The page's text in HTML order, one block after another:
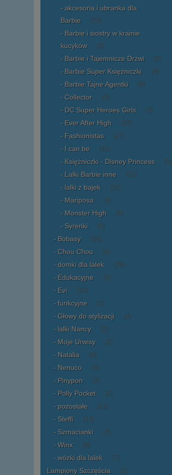
akcesoria i ubranka dla
Barbie
(72)
Barbie i siostry w krainie
kucyków
(2)
Barbie i Tajemnicze Drzwi (2)
Barbie Super Księżniczki (9)
Barbie Tajne Agentki (0)
Collector (3)
DC Super Heroes Girls (3)
Ever After High (12)
Fashionistas (27)
I can be (11)
Księżniczki - Disney Princess (5)
Lalki Barbie inne (21)
lalki z bajek (11)
Mariposa (0)
Monster High (6)
Syrenki (0)
Bobasy (16)
Chou Chou (0)
domki dla lalek (29)
Edukacyjne (0)
Evi (13)
funkcyjne (1)
Głowy do stylizacji (4)
lalki Nancy (2)
Moje Urwisy (2)
Natalia (0)
Nenuco (3)
Pinypon (2)
Polly Pocket (2)
pozostałe (21)
Steffi (13)
Szmacianki (3)
Winx (0)
wózki dla lalek (7)
Lampiony Szczęścia (2)